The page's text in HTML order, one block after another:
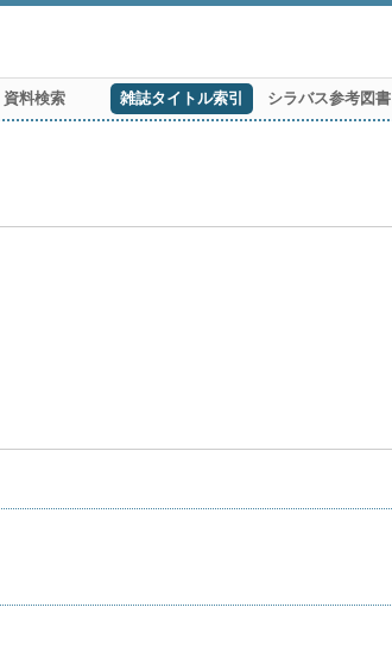
資料検索 雑誌タイトル索引 シラバス参考図書